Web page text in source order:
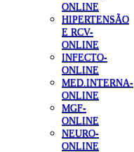
ONLINE
HIPERTENSÃO
E RCV-
ONLINE
INFECTO-
ONLINE
MED.INTERNA-
ONLINE
MGF-
ONLINE
NEURO-
ONLINE